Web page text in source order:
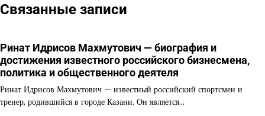
Связанные записи
Ринат Идрисов Махмутович — биография и
достижения известного российского бизнесмена,
политика и общественного деятеля
Ринат Идрисов Махмутович — известный российский спортсмен и
тренер, родившийся в городе Казани. Он является…